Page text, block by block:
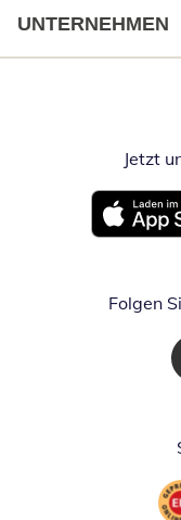
UNTERNEHMEN
Jetzt
Öffnet in
Folgen